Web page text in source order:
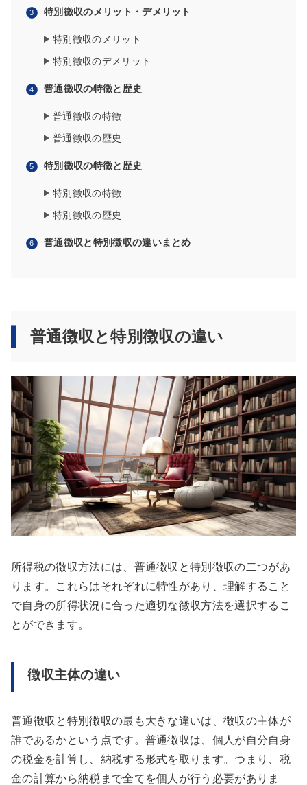
特別徴収のメリット・デメリット
特別徴収のメリット
特別徴収のデメリット
普通徴収の特徴と歴史
普通徴収の特徴
普通徴収の歴史
特別徴収の特徴と歴史
特別徴収の特徴
特別徴収の歴史
普通徴収と特別徴収の違いまとめ
普通徴収と特別徴収の違い
所得税の徴収方法には、普通徴収と特別徴収の二つがあ
ります。これらはそれぞれに特性があり、理解すること
で自身の所得状況に合った適切な徴収方法を選択するこ
とができます。
徴収主体の違い
普通徴収と特別徴収の最も大きな違いは、徴収の主体が
誰であるかという点です。普通徴収は、個人が自分自身
の税金を計算し、納税する形式を取ります。つまり、税
金の計算から納税まで全てを個人が行う必要がありま